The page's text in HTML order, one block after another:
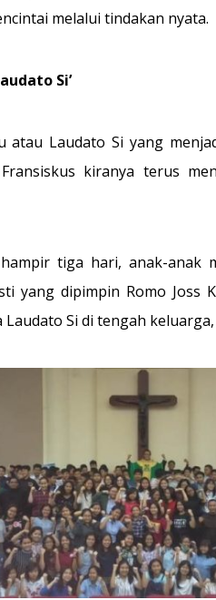
melalui tindakan nyata.
Si’
atau Laudato Si yang
kiranya terus
tiga hari, anak-anak
yang dipimpin Romo
Si di tengah